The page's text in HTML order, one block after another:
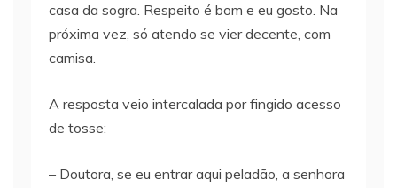
casa da sogra. Respeito é bom e eu gosto. Na
próxima vez, só atendo se vier decente, com
camisa.
A resposta veio intercalada por fingido acesso
de tosse:
– Doutora, se eu entrar aqui peladão, a senhora